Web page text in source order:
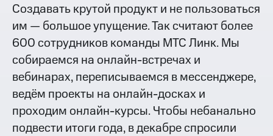
Создавать крутой продукт и не пользоваться
им — большое упущение. Так считают более
600 сотрудников команды МТС Линк. Мы
собираемся на онлайн-встречах и
вебинарах, переписываемся в мессенджере,
ведём проекты на онлайн-досках и
проходим онлайн-курсы. Чтобы небанально
подвести итоги года, в декабре спросили